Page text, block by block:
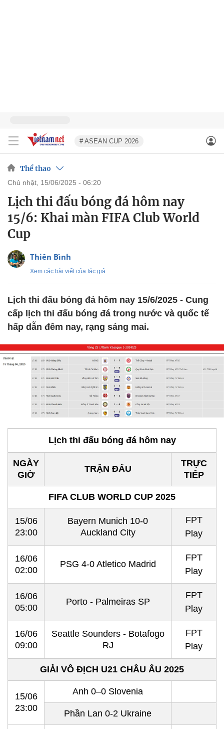
# ASEAN CUP 2026
Thể thao
chủ nhật, 15/06/2025 - 06:20
Lịch thi đấu bóng đá hôm nay
15/6: Khai màn FIFA Club World
Cup
Thiên Bình
Xem các bài viết của tác giả
Lịch thi đấu bóng đá hôm nay 15/6/2025 - Cung
cấp lịch thi đấu bóng đá trong nước và quốc tế
hấp dẫn đêm nay, rạng sáng mai.
Lịch thi đấu bóng đá hôm nay
NGÀY
GIỜ
TRẬN ĐẤU
TRỰC
TIẾP
FIFA CLUB WORLD CUP 2025
15/06
23:00
Bayern Munich 10-0
Auckland City
FPT
Play
16/06
02:00
PSG 4-0 Atletico Madrid
FPT
Play
16/06
05:00
Porto - Palmeiras SP
FPT
Play
16/06
09:00
Seattle Sounders - Botafogo
RJ
FPT
Play
GIẢI VÔ ĐỊCH U21 CHÂU ÂU 2025
15/06
23:00
Anh 0–0 Slovenia
Phần Lan 0-2 Ukraine